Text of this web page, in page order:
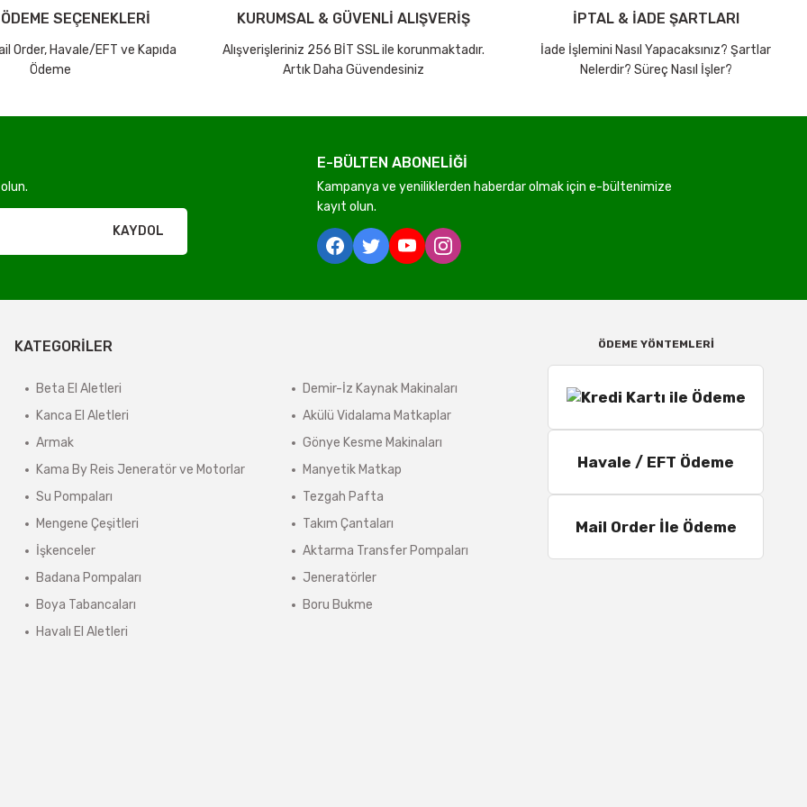
olmadan ücretsiz gönderilir
tabidir.
kargo ücreti karşı ödemeli olarak yansıtılabilir.
sistem tarafından otomatik olarak hesaplanmaktadır.
SEÇENEKLERİ
Order, Havale/EFT ve Kapıda
Ödeme
KURUMSAL & GÜVENLİ ALIŞVERİŞ
Alışverişleriniz 256 BİT SSL ile korunmaktadır.
Artık Daha Güvendesiniz
İPTAL & İADE ŞARTLARI
İade İşlemini Nasıl Yapacaksınız? Şartlar
Nelerdir? Süreç Nasıl İşler?
KAYDOL
E-BÜLTEN ABONELİĞİ
Kampanya ve yeniliklerden haberdar olmak için e-bültenimize
kayıt olun.
KATEGORİLER
Beta El Aletleri
Kanca El Aletleri
Armak
Kama By Reis Jeneratör ve Motorlar
Su Pompaları
Mengene Çeşitleri
İşkenceler
Badana Pompaları
Boya Tabancaları
Havalı El Aletleri
Demir-İz Kaynak Makinaları
Akülü Vidalama Matkaplar
Gönye Kesme Makinaları
Manyetik Matkap
Tezgah Pafta
Takım Çantaları
Aktarma Transfer Pompaları
Jeneratörler
Boru Bukme
ÖDEME YÖNTEMLERİ
Havale / EFT Ödeme
Mail Order İle Ödeme